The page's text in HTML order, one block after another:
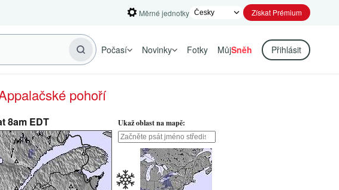
Měrné jednotky Získat Prémium
Počasí Novinky Fotky MůjSněh Přihlásit
pohoří
8am EDT Ukaž oblast na mapě: